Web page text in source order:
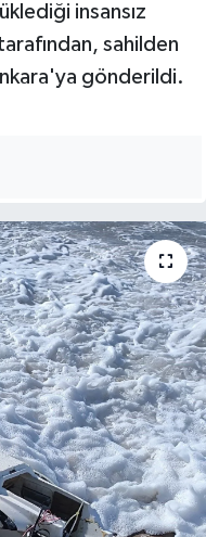
insansız
sahilden
gönderildi.